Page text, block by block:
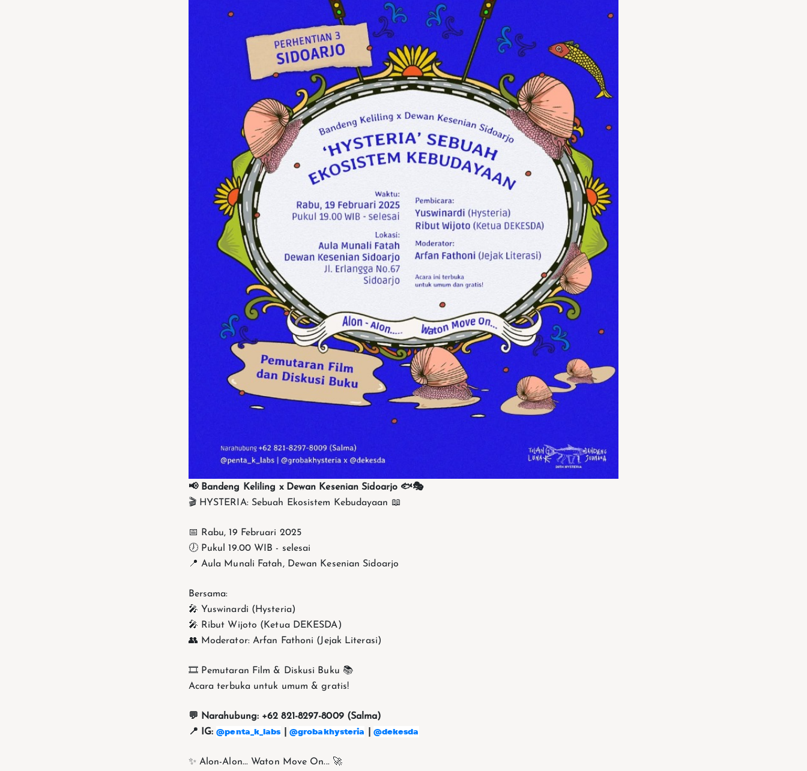
📢 Bandeng Keliling x Dewan Kesenian Sidoarjo 🐟🎭
🎬 HYSTERIA: Sebuah Ekosistem Kebudayaan 📖
📅 Rabu, 19 Februari 2025
🕖 Pukul 19.00 WIB - selesai
📍 Aula Munali Fatah, Dewan Kesenian Sidoarjo
Bersama:
🎤 Yuswinardi (Hysteria)
🎤 Ribut Wijoto (Ketua DEKESDA)
👥 Moderator: Arfan Fathoni (Jejak Literasi)
🎞️ Pemutaran Film & Diskusi Buku 📚
Acara terbuka untuk umum & gratis!
💬 Narahubung: +62 821-8297-8009 (Salma)
📍 IG:@penta_k_labs @grobakhysteria @dekesda
✨ Alon-Alon... Waton Move On... 🚀